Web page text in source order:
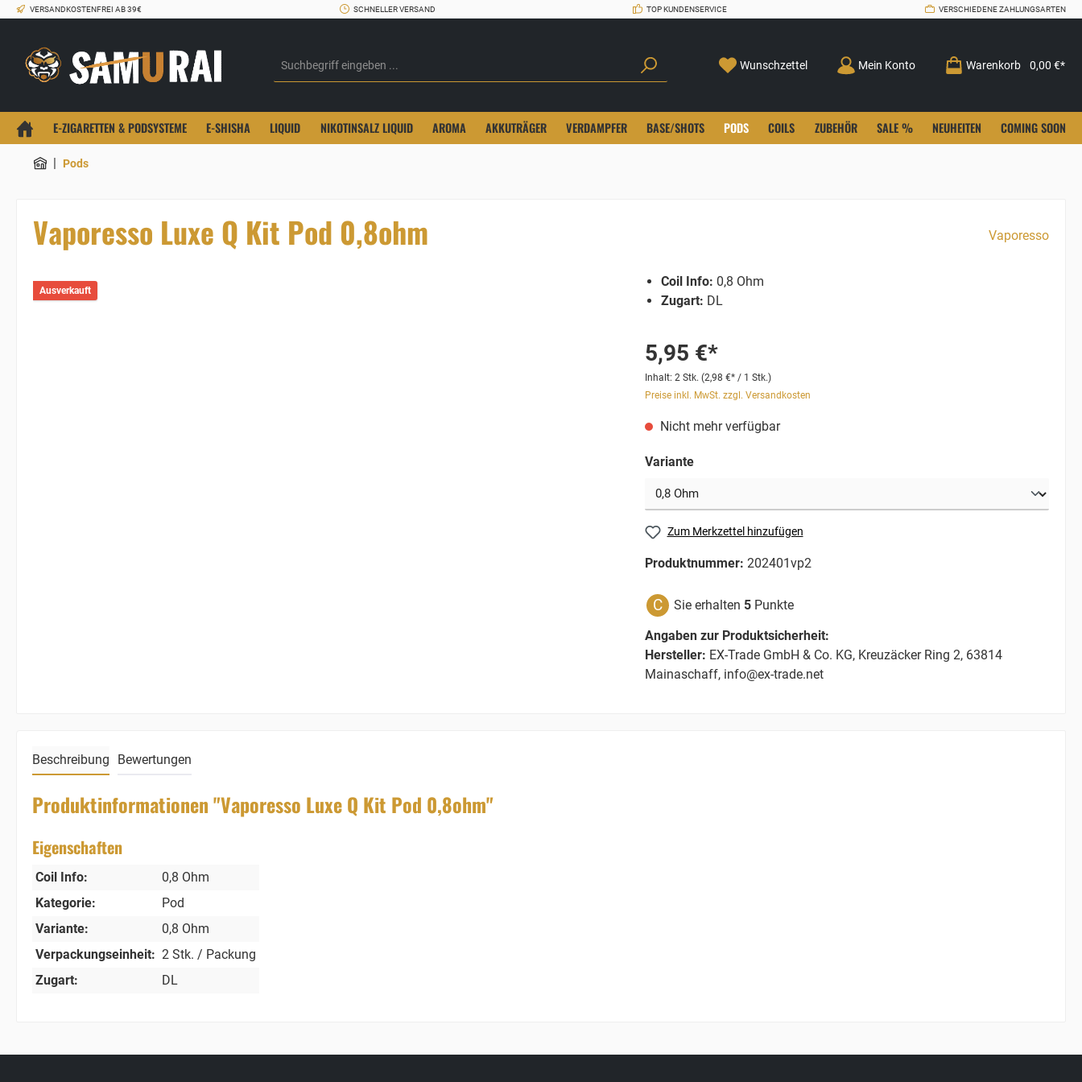
VERSANDKOSTENFREI AB 39€ SCHNELLER VERSAND TOP KUNDENSERVICE VERSCHIEDENE ZAHLUNGSARTEN
Wunschzettel Mein Konto Warenkorb 0,00 €*
E-ZIGARETTEN & PODSYSTEME E-SHISHA LIQUID NIKOTINSALZ LIQUID AROMA AKKUTRÄGER VERDAMPFER BASE/SHOTS PODS COILS ZUBEHÖR SALE % NEUHEITEN COMING SOON
| Pods
Vaporesso Luxe Q Kit Pod 0,8ohm Vaporesso
Ausverkauft
Coil Info: 0,8 Ohm
Zugart: DL
5,95 €*
Inhalt: 2 Stk. (2,98 €* / 1 Stk.)
Preise inkl. MwSt. zzgl. Versandkosten
Nicht mehr verfügbar
Variante
Zum Merkzettel hinzufügen
Produktnummer: 202401vp2
C Sie erhalten 5 Punkte
Angaben zur Produktsicherheit:
Hersteller: EX-Trade GmbH & Co. KG, Kreuzäcker Ring 2, 63814
Mainaschaff, info@ex-trade.net
Beschreibung Bewertungen
Produktinformationen "Vaporesso Luxe Q Kit Pod 0,8ohm"
Eigenschaften
Coil Info:
0,8 Ohm
Kategorie:
Pod
Variante:
0,8 Ohm
Verpackungseinheit: 2 Stk. / Packung
Zugart:
DL